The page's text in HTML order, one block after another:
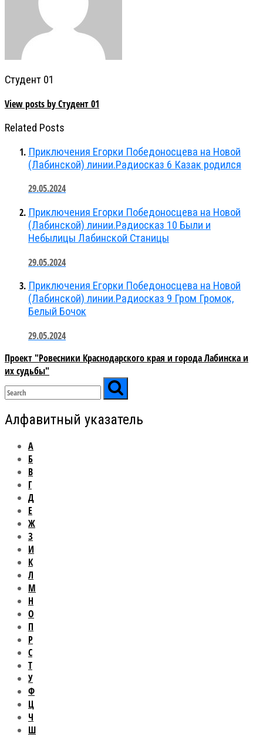
Студент 01
View posts by Студент 01
Related Posts
Приключения Егорки Победоносцева на Новой
(Лабинской) линии.Радиосказ 6 Казак родился
29.05.2024
Приключения Егорки Победоносцева на Новой
(Лабинской) линии.Радиосказ 10 Были и
Небылицы Лабинской Станицы
29.05.2024
Приключения Егорки Победоносцева на Новой
(Лабинской) линии.Радиосказ 9 Гром Громок,
Белый Бочок
29.05.2024
Проект "Ровесники Краснодарского края и города Лабинска и
их судьбы"
Алфавитный указатель
А
Б
В
Г
Д
Е
Ж
З
И
К
Л
М
Н
О
П
Р
С
Т
У
Ф
Ц
Ч
Ш